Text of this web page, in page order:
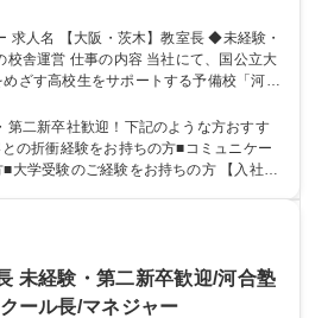
にて、国公立大
ざす高校生をサポートする予備校「河合
いたします。校舎運営は2人～3名体制で
的に】■生徒のサポー
大学生アルバイト）のマネジメント ■入
戦略立案と実行 【運営】生徒数は50名～
はないため、授業を担当する必要はあり
第二新卒社歓迎！下記のような方おすす
の折衝経験をお持ちの方■コミュニケー
受験のご経験をお持ちの方 【入社後
後も、本部から研修を受けられるので安
舎長→ブロック長と順調にステップアッ
がら働き方を改善したい方におすすめで
大学 語学力： 資格：
未経験・第二新卒歓迎/河合塾
ール長/マネジャー